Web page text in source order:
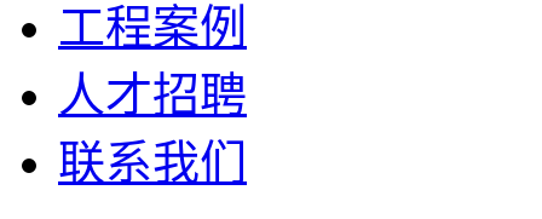
工程案例
人才招聘
联系我们